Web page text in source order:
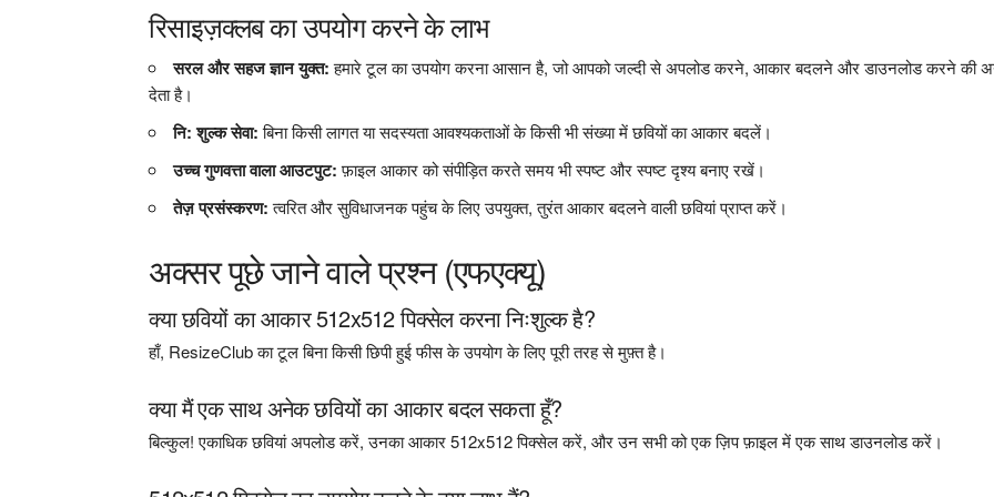
रिसाइज़क्लब का उपयोग करने के लाभ
सरल और सहज ज्ञान युक्त:हमारे टूल का उपयोग करना आसान है, जो आपको जल्दी से अपलोड करने, आकार बदलने और डाउनलोड करने की
देता है।
नि: शुल्क सेवा:बिना किसी लागत या सदस्यता आवश्यकताओं के किसी भी संख्या में छवियों का आकार बदलें।
उच्च गुणवत्ता वाला आउटपुट:फ़ाइल आकार को संपीड़ित करते समय भी स्पष्ट और स्पष्ट दृश्य बनाए रखें।
तेज़ प्रसंस्करण:त्वरित और सुविधाजनक पहुंच के लिए उपयुक्त, तुरंत आकार बदलने वाली छवियां प्राप्त करें।
अक्सर पूछे जाने वाले प्रश्न (एफएक्यू)
क्या छवियों का आकार 512x512 पिक्सेल करना निःशुल्क है?
हाँ, ResizeClub का टूल बिना किसी छिपी हुई फीस के उपयोग के लिए पूरी तरह से मुफ़्त है।
क्या मैं एक साथ अनेक छवियों का आकार बदल सकता हूँ?
बिल्कुल! एकाधिक छवियां अपलोड करें, उनका आकार 512x512 पिक्सेल करें, और उन सभी को एक ज़िप फ़ाइल में एक साथ डाउनलोड करें।